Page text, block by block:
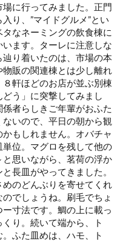
場に行ってみました。正門
入り、”マイドグルメ”とい
タなネーミングの飲食棟に
います。ターレに注意しな
辿り着いたのは、市場の本
物販の関連棟とは少し離れ
８軒ほどのお店が並ぶ別棟
う」に突撃してみまし
者らしきご年輩がおふた
いので、平日の朝から観
もしれません。オバチャ
位。マグロを残して他の
思いながら、茗荷の浮か
長皿がやってきました 。
のどんぶりを寄せてくれ
でしょうね。刷毛でちょ
ー寸法です。鯛の上に載っ
り。続いて端から、ト
ふた皿めは、ハモ、ト